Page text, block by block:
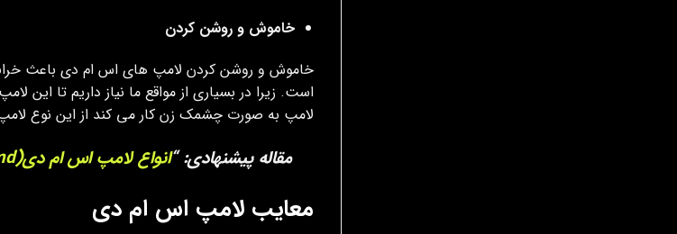
خاموش و روشن کردن
خاموش و روشن کردن لامپ های اس ام دی باعث
است. زیرا در بسیاری از مواقع ما نیاز داریم تا
لامپ به صورت چشمک زن کار می کند از این نوع
مقاله پیشنهادی: “انواع لامپ اس ام دی(smd)
معایب لامپ اس ام دی